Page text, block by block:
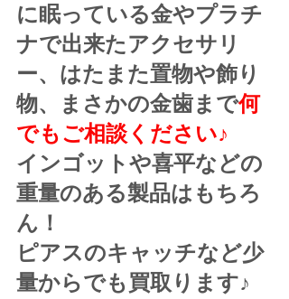
に眠っている金やプラチ
ナで出来たアクセサリ
ー、はたまた置物や飾り
物、まさかの金歯まで何
でもご相談ください♪
インゴットや喜平などの
重量のある製品はもちろ
ん！
ピアスのキャッチなど少
量からでも買取ります♪